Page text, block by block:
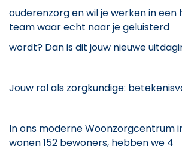
ouderenzorg en wil je werken in een
team waar echt naar je geluisterd
wordt? Dan is dit jouw nieuwe
Jouw rol als zorgkundige:
In ons moderne Woonzorgcentrum
wonen 152 bewoners, hebben we 4